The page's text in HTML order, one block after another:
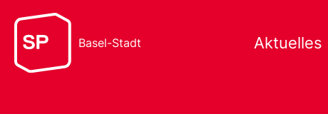
Basel-Stadt Aktuelles